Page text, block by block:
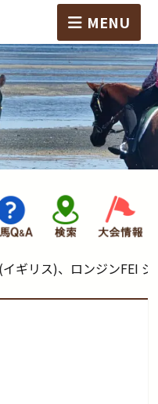
MENU
ギリス)、ロンジンFEI